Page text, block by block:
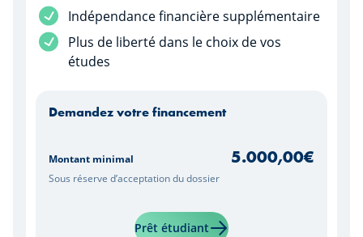
Service inclus
Indépendance financière supplémentaire
Service inclus
Plus de liberté dans le choix de vos
études
Demandez votre financement
Montant minimal 5.000,00€
Sous réserve d’acceptation du dossier
Prêt étudiantEn savoir plus sur "Prêt